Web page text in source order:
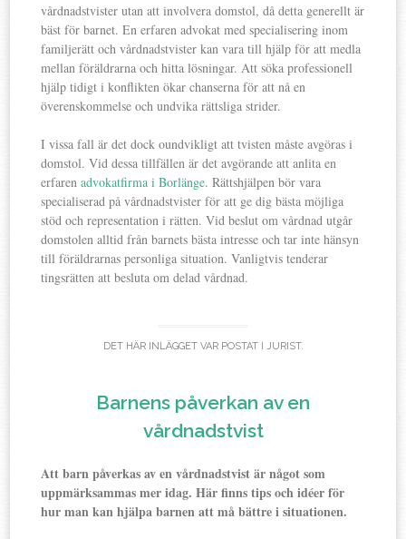
vårdnadstvister utan att involvera domstol, då detta generellt är
bäst för barnet. En erfaren advokat med specialisering inom
familjerätt och vårdnadstvister kan vara till hjälp för att medla
mellan föräldrarna och hitta lösningar. Att söka professionell
hjälp tidigt i konflikten ökar chanserna för att nå en
överenskommelse och undvika rättsliga strider.
I vissa fall är det dock oundvikligt att tvisten måste avgöras i
domstol. Vid dessa tillfällen är det avgörande att anlita en
erfarenadvokatfirma i Borlänge. Rättshjälpen bör vara
specialiserad på vårdnadstvister för att ge dig bästa möjliga
stöd och representation i rätten. Vid beslut om vårdnad utgår
domstolen alltid från barnets bästa intresse och tar inte hänsyn
till föräldrarnas personliga situation. Vanligtvis tenderar
tingsrätten att besluta om delad vårdnad.
DET HÄR INLÄGGET VAR POSTAT I JURIST.
Barnens påverkan av en
vårdnadstvist
Att barn påverkas av en vårdnadstvist är något som
uppmärksammas mer idag. Här finns tips och idéer för
hur man kan hjälpa barnen att må bättre i situationen.